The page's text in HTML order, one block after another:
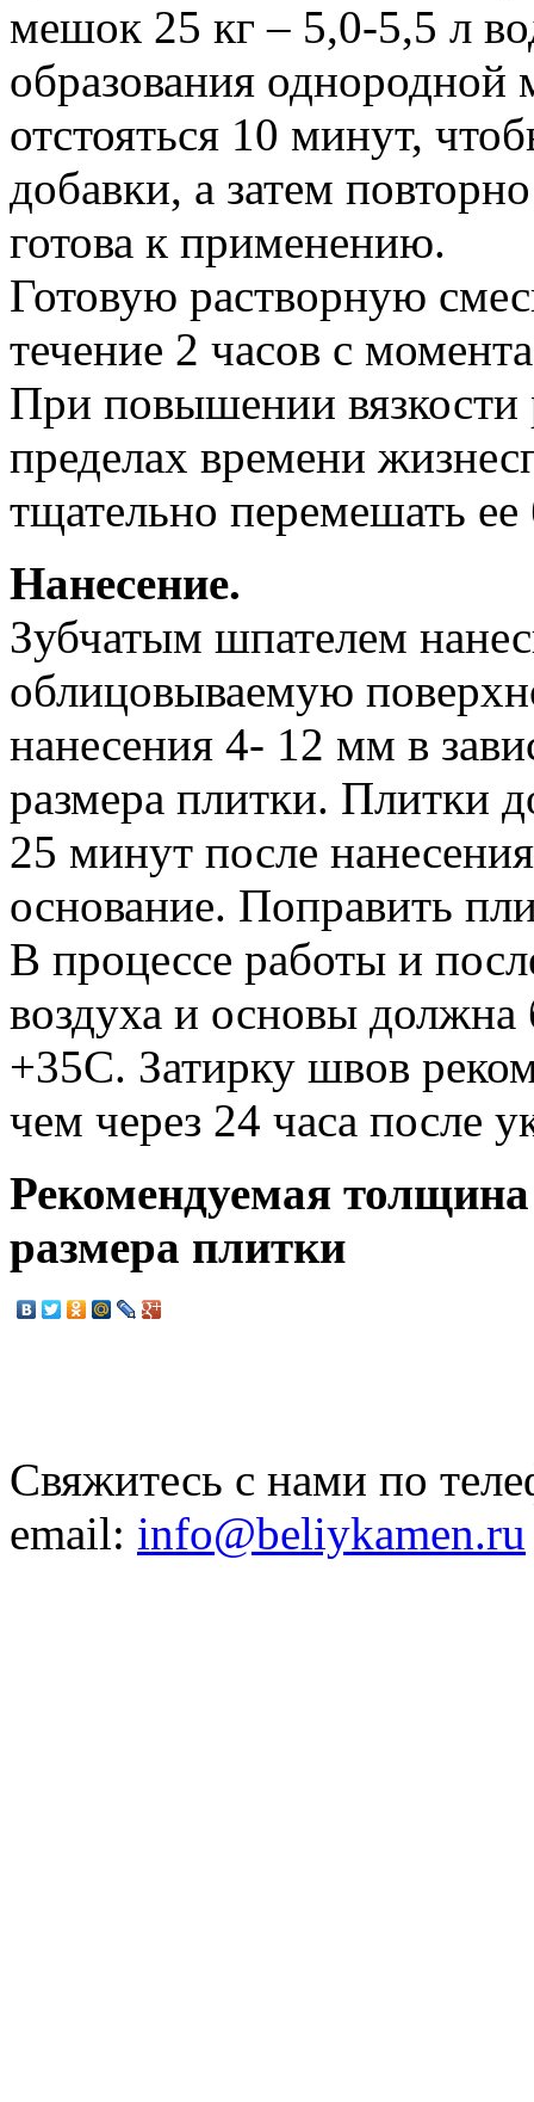
мешок 25 кг – 5,0-5,5 л
образования однородной
отстояться 10 минут,
добавки, а затем
готова к применению.
Готовую растворную
течение 2 часов с
При повышении вязкости
пределах времени
тщательно перемешать
Нанесение.
Зубчатым шпателем
облицовываемую
нанесения 4- 12 мм в
размера плитки. Плитки
25 минут после
основание. Поправить
В процессе работы и
воздуха и основы
+35С. Затирку швов
чем через 24 часа после
Рекомендуемая
размера плитки
Свяжитесь с нами по
email: info@beliykamen.ru